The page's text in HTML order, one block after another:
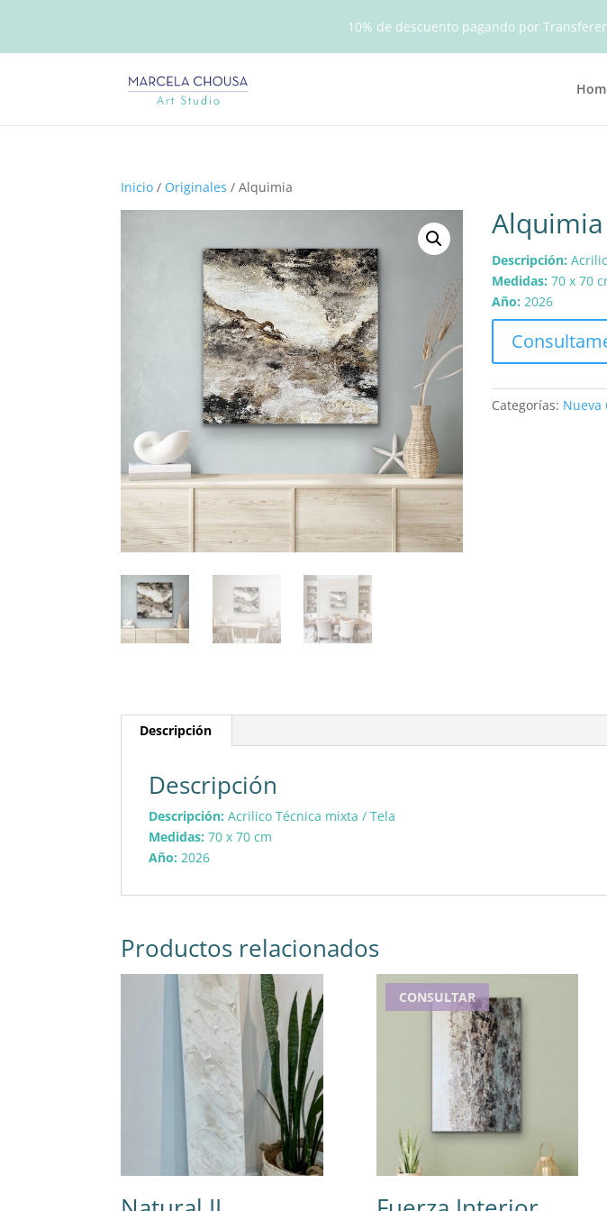
Inicio / Originales / Alquimia
Alquimia
Descripción:
Medidas: 70 x 70
Año: 2026
Categorías: Nueva
Descripción
Descripción
Descripción: Acrilico Técnica mixta / Tela
Medidas: 70 x 70 cm
Año: 2026
Productos relacionados
CONSULTAR
10% de descuento pagando por